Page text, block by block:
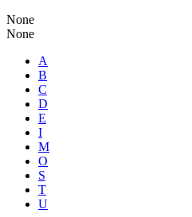
None
None
A
B
C
D
E
I
M
O
S
T
U